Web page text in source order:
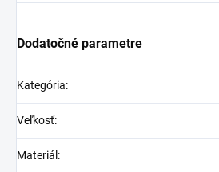
Dodatočné parametre
Kategória:
Veľkosť:
Materiál :